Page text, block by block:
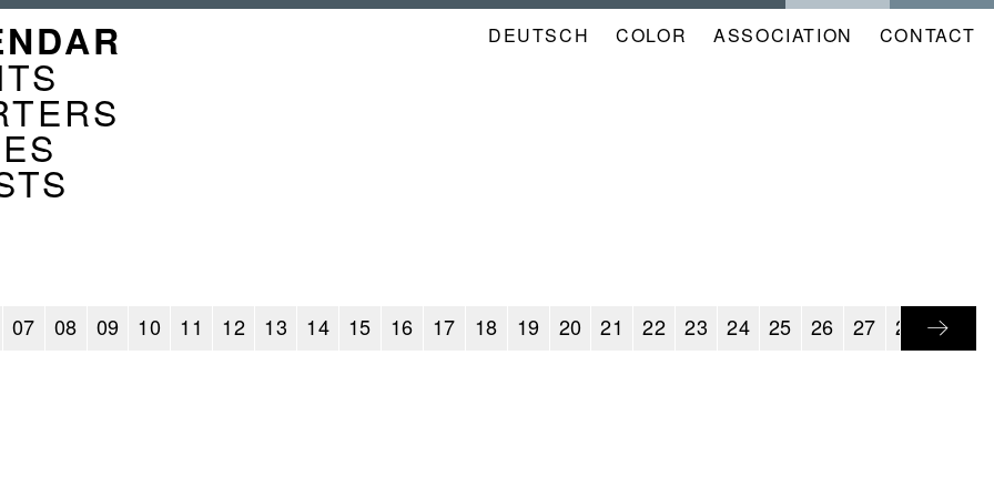
DEUTSCH COLOR NAVIGATION
ASSOCIATION CONTACT
07 08 09 10 11 12 13 14 15 16 17 18 19 20 21 22 23 24 25 26 27 28 29